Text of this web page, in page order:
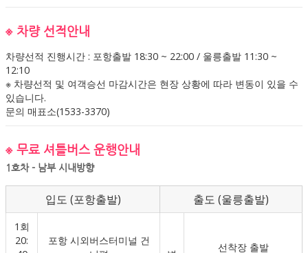
※ 차량 선적안내
차량선적 진행시간 : 포항출발 18:30 ~ 22:00 / 울릉출발 11:30 ~
12:10
※ 차량선적 및 여객승선 마감시간은 현장 상황에 따라 변동이 있을 수
있습니다.
문의 매표소(1533-3370)
※ 무료 셔틀버스 운행안내
1호차 - 남부 시내방향
입도 (포항출발) 출도 (울릉출발)
1회
20:
포항 시외버스터미널 건
선착장 출발